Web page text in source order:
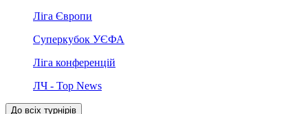
Ліга Європи
Суперкубок УЄФА
Ліга конференцій
ЛЧ - Top News
До всіх турнірів